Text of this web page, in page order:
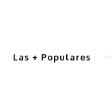
Las + Populares